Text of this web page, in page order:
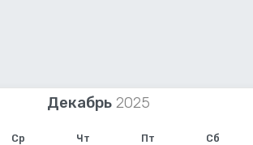
Декабрь
Ср Чт Пт Сб